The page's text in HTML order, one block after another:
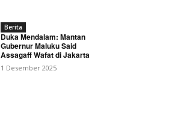
Berita
Duka Mendalam: Mantan
Gubernur Maluku Said
Assagaff Wafat di Jakarta
1 Desember 2025